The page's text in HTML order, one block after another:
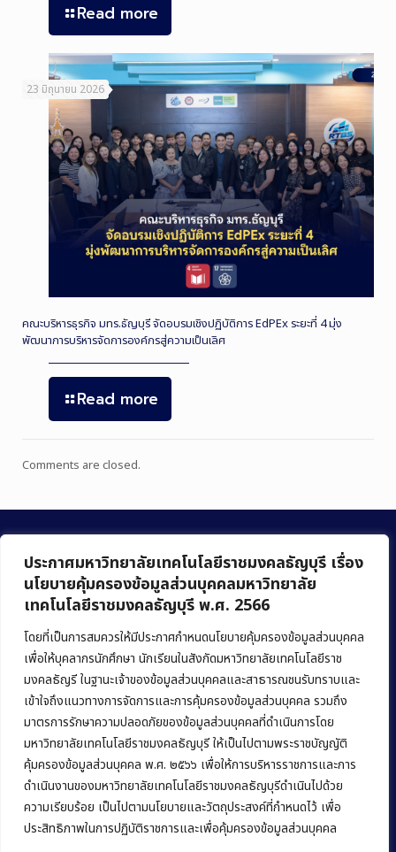
ประกาศมหาวิทยาลัยเทคโนโลยีราชมงคลธัญบุรี เรื่อง
นโยบายคุ้มครองข้อมูลส่วนบุคคลมหาวิทยาลัย
เทคโนโลยีราชมงคลธัญบุรี พ.ศ. 2566
โดยที่เป็นการสมควรให้มีประกาศกำหนดนโยบายคุ้มครองข้อมูลส่วนบุคคล
เพื่อให้บุคลากรนักศึกษา นักเรียนในสังกัดมหาวิทยาลัยเทคโนโลยีราช
มงคลธัญรี ในฐานะเจ้าของข้อมูลส่วนบุคคลและสาธารณชนรับทราบและ
เข้าใจถึงแนวทางการจัดการและการคุ้มครองข้อมูลส่วนบุคคล รวมถึง
มาตรการรักษาความปลอดภัยของข้อมูลส่วนบุคคลที่ดำเนินการโดย
มหาวิทยาลัยเทคโนโลยีราชมงคลธัญบุรี ให้เป็นไปตามพระราชบัญญัติ
คุ้มครองข้อมูลส่วนบุคคล พ.ศ. ๒๕๖๖ เพื่อให้การบริหารราชการและการ
ดำเนินงานของมหาวิทยาลัยเทคโนโลยีราชมงคลธัญบุรีดำเนินไปด้วย
ความเรียบร้อย เป็นไปตามนโยบายและวัตถุประสงค์ที่กำหนดไว้ เพื่อ
ประสิทธิภาพในการปฏิบัติราชการและเพื่อคุ้มครองข้อมูลส่วนบุคคล
Read more
23 มิถุนายน 2026
คณะบริหารธุรกิจ มทร.ธัญบุรี จัดอบรมเชิงปฏิบัติการ EdPEx ระยะที่ 4 มุ่ง
พัฒนาการบริหารจัดการองค์กรสู่ความเป็นเลิศ
Read more
Comments are closed.
คณะบริหารธุรกิจ
มหาวิทยาลัยเทคโนโลยีราชมงคลธัญบุรี
39 หมู่ 1 ถนนรังสิต-นครนายก ตำบลคลองหก
อำเภอคลองหลวง จังหวัดปทุมธานี 12120
Phone:+66 (0) 2549 3243,+66 (0) 2549 3241
E-mail:bus@rmutt.ac.th